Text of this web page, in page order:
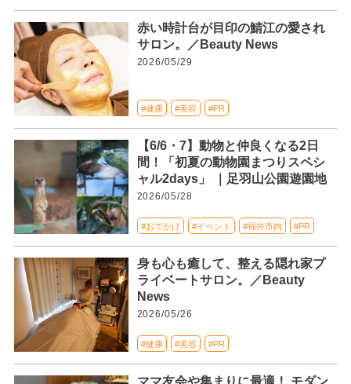
赤い時計台が目印の鯖江の愛され
サロン。／Beauty News
2026/05/29
#健康 #美容 #PR
【6/6・7】動物と仲良くなる2日
間！「初夏の動物園まつりスペシ
ャル2days」 ｜足羽山公園遊園地
2026/05/28
#おでかけ #イベント #福井市内 #PR
身も心も癒して、整える隠れ家プ
ライベートサロン。／Beauty
News
2026/05/26
#健康 #美容 #PR
ママ友会や集まりに最適！ モダン